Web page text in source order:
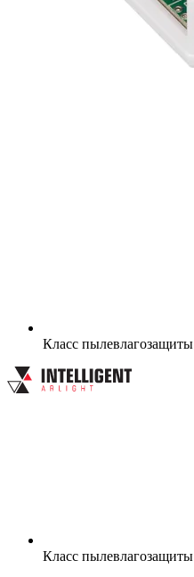
Класс пылевлагозащиты
Класс пылевлагозащиты